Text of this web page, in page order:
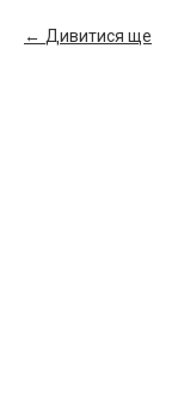
Дивитися ще